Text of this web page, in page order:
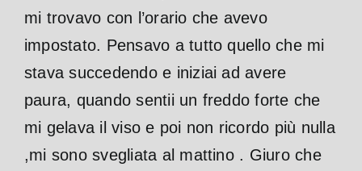
mi trovavo con l’orario che avevo
impostato. Pensavo a tutto quello che mi
stava succedendo e iniziai ad avere
paura, quando sentii un freddo forte che
mi gelava il viso e poi non ricordo più nulla
,mi sono svegliata al mattino . Giuro che